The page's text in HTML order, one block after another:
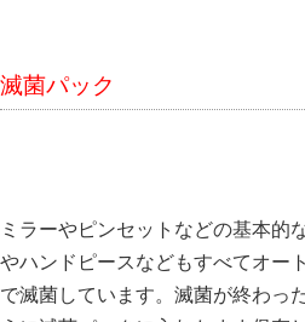
滅菌パック
ミラーやピンセットなどの基本的
やハンドピースなどもすべてオー
で滅菌しています。滅菌が終わっ